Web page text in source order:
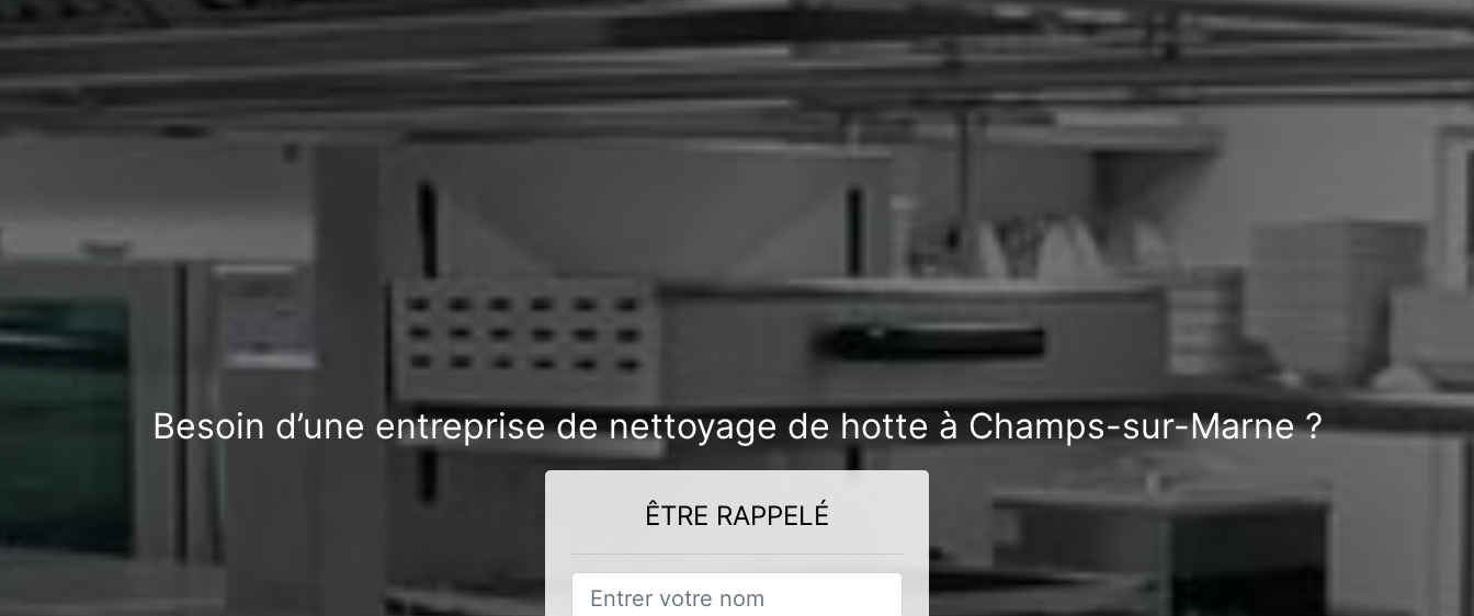
Besoin d’une entreprise de nettoyage de hotte à Champs-sur-Marne ?
ÊTRE RAPPELÉ